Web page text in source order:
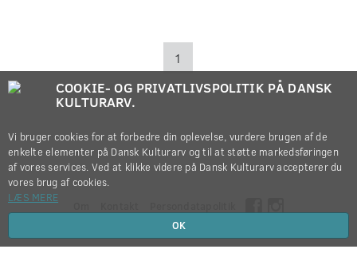
1
Copyright © 2012-2026
COOKIE- OG PRIVATLIVSPOLITIK PÅ DANSK
KULTURARV.
Vi bruger cookies for at forbedre din oplevelse, vurdere brugen af de
enkelte elementer på Dansk Kulturarv og til at støtte markedsføringen
af vores services. Ved at klikke videre på Dansk Kulturarv accepterer du
vores brug af cookies.
LÆS MERE
OK